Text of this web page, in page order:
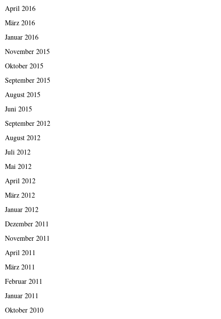
April 2016
März 2016
Januar 2016
November 2015
Oktober 2015
September 2015
August 2015
Juni 2015
September 2012
August 2012
Juli 2012
Mai 2012
April 2012
März 2012
Januar 2012
Dezember 2011
November 2011
April 2011
März 2011
Februar 2011
Januar 2011
Oktober 2010